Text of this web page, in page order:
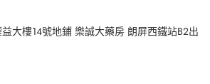
大樓14號地鋪 樂誠大藥房 朗屏西鐵站B2出